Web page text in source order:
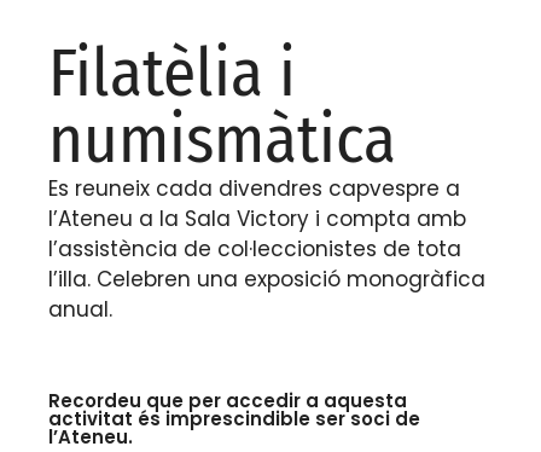
Filatèlia i
numismàtica
Es reuneix cada divendres capvespre a
l’Ateneu a la Sala Victory i compta amb
l’assistència de col·leccionistes de tota
l’illa. Celebren una exposició monogràfica
anual.
Recordeu que per accedir a aquesta
activitat és imprescindible ser soci de
l’Ateneu.